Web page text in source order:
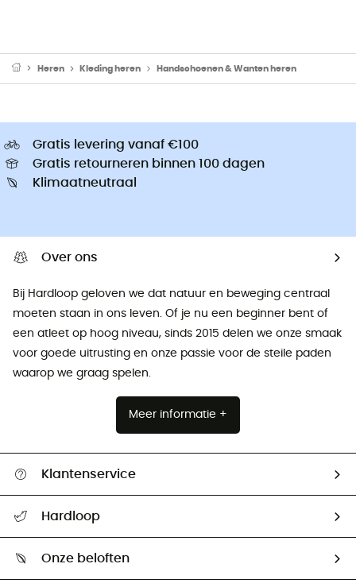
Heren Kleding heren Handschoenen & Wanten heren
Gratis levering vanaf €100
Gratis retourneren binnen 100 dagen
Klimaatneutraal
Over ons
Bij Hardloop geloven we dat natuur en beweging centraal
moeten staan ​​in ons leven. Of je nu een beginner bent of
een atleet op hoog niveau, sinds 2015 delen we onze smaak
voor goede uitrusting en onze passie voor de steile paden
waarop we graag spelen.
Meer informatie +
Klantenservice
Mijn zending volgen
Retourzendingen & Terugbetalingen
Hardloop
Onze beloften